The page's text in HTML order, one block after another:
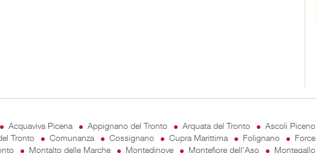
Acquaviva Picena Appignano del Tronto Arquata del Tronto Ascoli Piceno
Tronto Comunanza Cossignano Cupra Marittima Folignano Force
Montalto delle Marche Montedinove Montefiore dell'Aso Montegallo